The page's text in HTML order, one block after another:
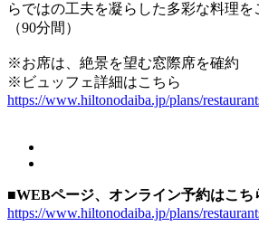
らではの工夫を凝らした多彩な料理を
（90分間）
※お席は、絶景を望む窓際席を確約
※ビュッフェ詳細はこちら
https://www.hiltonodaiba.jp/plans/
■WEBページ、オンライン予約はこち
https://www.hiltonodaiba.jp/plans/